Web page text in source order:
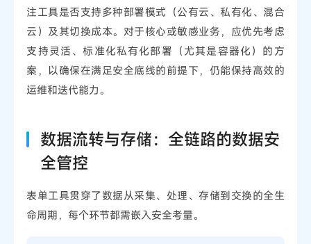
注工具是否支持多种部署模式（公有云、私有化、混合
云）及其切换成本。对于核心或敏感业务，应优先考虑
支持灵活、标准化私有化部署（尤其是容器化）的方
案，以确保在满足安全底线的前提下，仍能保持高效的
运维和迭代能力。
数据流转与存储：全链路的数据安
全管控
表单工具贯穿了数据从采集、处理、存储到交换的全生
命周期，每个环节都需嵌入安全考量。